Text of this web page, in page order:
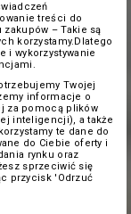
treści do
– Takie są
korzystamy.Dlatego
i wykorzystywanie
Twojej
informacje o
za pomocą plików
inteligencji), a także
te dane do
do Ciebie oferty i
rynku oraz
sprzeciwić się
przycisk 'Odrzuć